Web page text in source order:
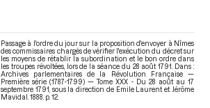
Passage à l'ordre du jour sur la proposition d'envoyer à Nîmes
des commissaires chargés de vérifier l'exécution du décret sur
les moyens de rétablir la subordination et le bon ordre dans
les troupes révoltées, lors de la séance du 28 août 1791. Dans :
Archives parlementaires de la Révolution Française —
Première série (1787-1799) — Tome XXX - Du 28 août au 17
septembre 1791 , sous la direction de Emile Laurent et Jérôme
Mavidal. 1888. p. 12.